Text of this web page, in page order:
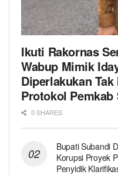
Ikuti Rakornas
Wabup Mimik
Diperlakukan
Protokol Pemkab
0 SHARES
Bupati Subandi
Korupsi Proyek
Penyidik